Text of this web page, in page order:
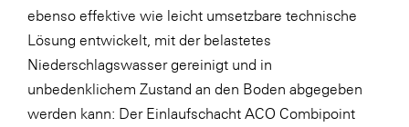
ebenso effektive wie leicht umsetzbare technische
Lösung entwickelt, mit der belastetes
Niederschlagswasser gereinigt und in
unbedenklichem Zustand an den Boden abgegeben
werden kann: Der Einlaufschacht ACO Combipoint